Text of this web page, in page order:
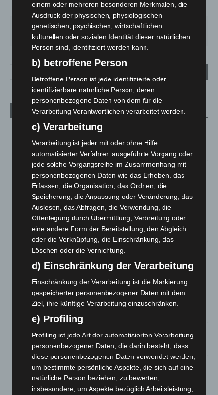
64% 1.6m/s 100%
FR.
19°
SA.
27°
SO.
33°
MO.
28° 22°
Aktuelle Beiträge
Niedersachsen: Feuerwehrkräfte kehren nach
Waldbrandeinsatz aus Spanien zurück
7. August 2026
Hannover: Erste Tigermücken-Population in Niedersachsen
entdeckt
Brand im „Haus der Begegnung“ in Neuwarmbüchen schnell
eingedämmt
6. August 2026
Region Hannover: 21 neue Notfallsanitäter starten beim
Roten Kreuz
5. August 2026
Mann läuft mit Hockeyschläger über A7 – Polizei sucht
Zeugen
Celle: Mensch stirbt bei Bagger-Unfall auf Baustelle
5. August 2026
Gasleitung bei McDonald’s-Umbau in Langenhagen
beschädigt
5. August 2026
einem oder mehreren besonderen Merkmalen, die
Ausdruck der physischen, physiologischen,
genetischen, psychischen, wirtschaftlichen,
kulturellen oder sozialen Identität dieser natürlichen
Person sind, identifiziert werden kann.
b) betroffene Person
Betroffene Person ist jede identifizierte oder
identifizierbare natürliche Person, deren
personenbezogene Daten von dem für die
Verarbeitung Verantwortlichen verarbeitet werden.
c) Verarbeitung
Verarbeitung ist jeder mit oder ohne Hilfe
automatisierter Verfahren ausgeführte Vorgang oder
jede solche Vorgangsreihe im Zusammenhang mit
personenbezogenen Daten wie das Erheben, das
Erfassen, die Organisation, das Ordnen, die
Speicherung, die Anpassung oder Veränderung, das
Auslesen, das Abfragen, die Verwendung, die
Offenlegung durch Übermittlung, Verbreitung oder
eine andere Form der Bereitstellung, den Abgleich
oder die Verknüpfung, die Einschränkung, das
Löschen oder die Vernichtung.
d) Einschränkung der Verarbeitung
Einschränkung der Verarbeitung ist die Markierung
gespeicherter personenbezogener Daten mit dem
Ziel, ihre künftige Verarbeitung einzuschränken.
e) Profiling
Profiling ist jede Art der automatisierten Verarbeitung
personenbezogener Daten, die darin besteht, dass
diese personenbezogenen Daten verwendet werden,
um bestimmte persönliche Aspekte, die sich auf eine
natürliche Person beziehen, zu bewerten,
insbesondere, um Aspekte bezüglich Arbeitsleistung,